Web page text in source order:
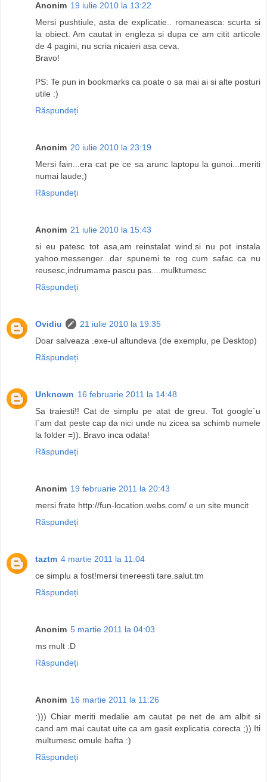
Anonim 19 iulie 2010 la 13:22
Mersi pushtiule, asta de explicatie.. romaneasca: scurta si
la obiect. Am cautat in engleza si dupa ce am citit articole
de 4 pagini, nu scria nicaieri asa ceva.
Bravo!
PS: Te pun in bookmarks ca poate o sa mai ai si alte posturi
utile :)
Răspundeți
Anonim 20 iulie 2010 la 23:19
Mersi fain...era cat pe ce sa arunc laptopu la gunoi...meriti
numai laude;)
Răspundeți
Anonim 21 iulie 2010 la 15:43
si eu patesc tot asa,am reinstalat wind.si nu pot instala
yahoo.messenger...dar spunemi te rog cum safac ca nu
reusesc,indrumama pascu pas....mulktumesc
Răspundeți
Ovidiu
21 iulie 2010 la 19:35
Doar salveaza .exe-ul altundeva (de exemplu, pe Desktop)
Răspundeți
Unknown 16 februarie 2011 la 14:48
Sa traiesti!! Cat de simplu pe atat de greu. Tot google`u
l`am dat peste cap da nici unde nu zicea sa schimb numele
la folder =)). Bravo inca odata!
Răspundeți
Anonim 19 februarie 2011 la 20:43
mersi frate http://fun-location.webs.com/ e un site muncit
Răspundeți
taztm 4 martie 2011 la 11:04
ce simplu a fost!mersi tinereesti tare.salut.tm
Răspundeți
Anonim 5 martie 2011 la 04:03
ms mult :D
Răspundeți
Anonim 16 martie 2011 la 11:26
:))) Chiar meriti medalie am cautat pe net de am albit si
cand am mai cautat uite ca am gasit explicatia corecta ;)) Iti
multumesc omule bafta :)
Răspundeți